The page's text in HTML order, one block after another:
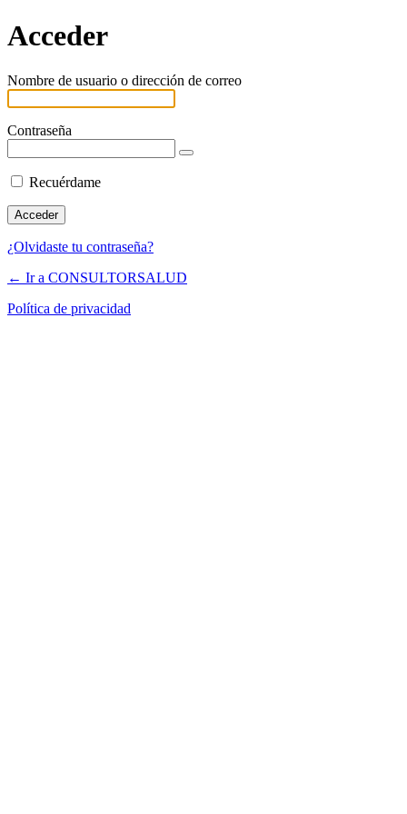
Acceder
Nombre de usuario o dirección de correo
Contraseña
Recuérdame
¿Olvidaste tu contraseña?
← Ir a CONSULTORSALUD
Política de privacidad